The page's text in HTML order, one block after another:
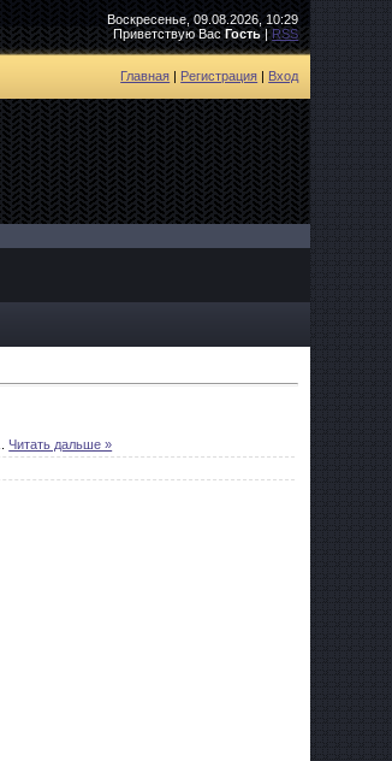
Воскресенье, 09.08.2026, 10:29
Приветствую Вас Гость|RSS
Главная | Регистрация | Вход
...Читать дальше »